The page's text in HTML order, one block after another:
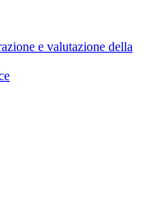
e valutazione della